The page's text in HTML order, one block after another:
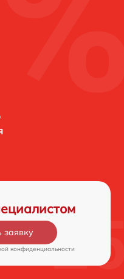
заявку
конфиденциальности